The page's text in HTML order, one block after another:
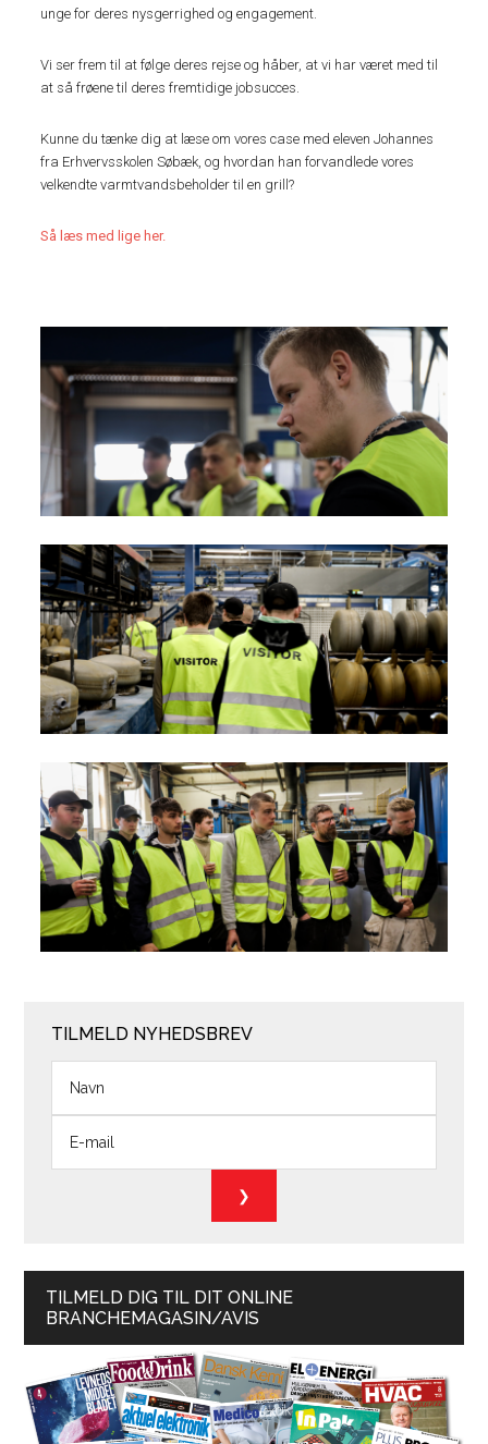
unge for deres nysgerrighed og engagement.
Vi ser frem til at følge deres rejse og håber, at vi har været med til
at så frøene til deres fremtidige jobsucces.
Kunne du tænke dig at læse om vores case med eleven Johannes
fra Erhvervsskolen Søbæk, og hvordan han forvandlede vores
velkendte varmtvandsbeholder til en grill?
Så læs med lige her.
TILMELD NYHEDSBREV
TILMELD DIG TIL DIT ONLINE
BRANCHEMAGASIN/AVIS